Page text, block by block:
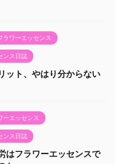
ラワーエッセンス
ンス日誌
ット、やはり分からない
ーエッセンス
ンス日誌
はフラワーエッセンスで